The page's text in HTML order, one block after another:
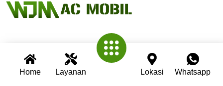
Home Layanan Lokasi Whatsapp
Wijaya AC Mobil adalah bengkel spesialis AC mobil yang
telah berpengalaman lebih dari 30 tahun. Kami berkomitmen
memberikan layanan terbaik dengan teknisi profesional,